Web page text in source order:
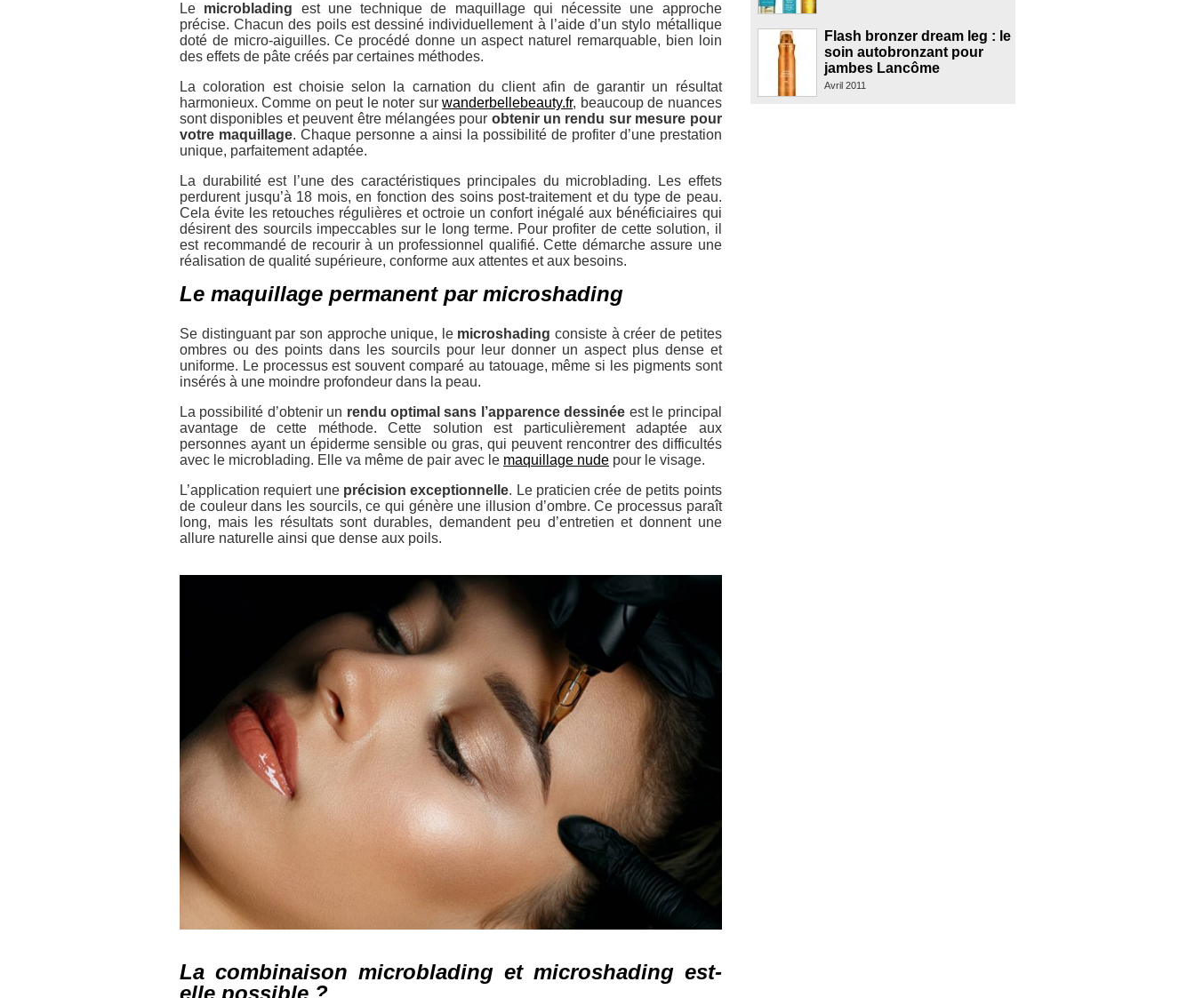
Le microblading est une technique de maquillage qui nécessite une approche
précise. Chacun des poils est dessiné individuellement à l’aide d’un stylo métallique
doté de micro-aiguilles. Ce procédé donne un aspect naturel remarquable, bien loin
des effets de pâte créés par certaines méthodes.
La coloration est choisie selon la carnation du client afin de garantir un résultat
harmonieux. Comme on peut le noter surwanderbellebeauty.fr, beaucoup de nuances
sont disponibles et peuvent être mélangées pour obtenir un rendu sur mesure pour
votre maquillage. Chaque personne a ainsi la possibilité de profiter d’une prestation
unique, parfaitement adaptée.
La durabilité est l’une des caractéristiques principales du microblading. Les effets
perdurent jusqu’à 18 mois, en fonction des soins post-traitement et du type de peau.
Cela évite les retouches régulières et octroie un confort inégalé aux bénéficiaires qui
désirent des sourcils impeccables sur le long terme. Pour profiter de cette solution, il
est recommandé de recourir à un professionnel qualifié. Cette démarche assure une
réalisation de qualité supérieure, conforme aux attentes et aux besoins.
Le maquillage permanent par microshading
Se distinguant par son approche unique, le microshading consiste à créer de petites
ombres ou des points dans les sourcils pour leur donner un aspect plus dense et
uniforme. Le processus est souvent comparé au tatouage, même si les pigments sont
insérés à une moindre profondeur dans la peau.
La possibilité d’obtenir un rendu optimal sans l’apparence dessinée est le principal
avantage de cette méthode. Cette solution est particulièrement adaptée aux
personnes ayant un épiderme sensible ou gras, qui peuvent rencontrer des difficultés
avec le microblading. Elle va même de pair avec le maquillage nude pour le visage.
L’application requiert une précision exceptionnelle. Le praticien crée de petits points
de couleur dans les sourcils, ce qui génère une illusion d’ombre. Ce processus paraît
long, mais les résultats sont durables, demandent peu d’entretien et donnent une
allure naturelle ainsi que dense aux poils.
La combinaison microblading et microshading est-
elle possible ?
Flash bronzer dream leg : le
soin autobronzant pour
jambes Lancôme
Avril 2011